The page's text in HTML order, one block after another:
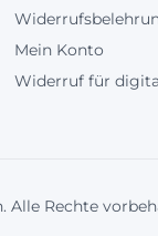
Mein Konto
Widerruf für
Alle Rechte